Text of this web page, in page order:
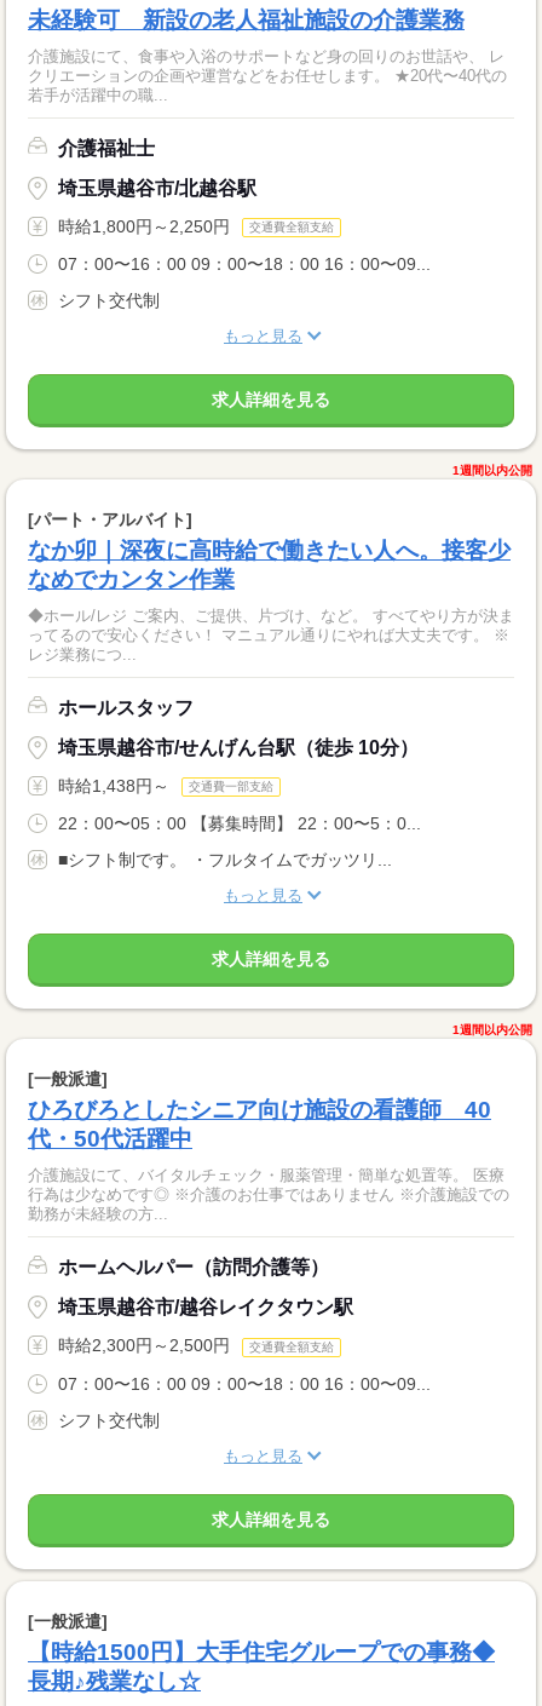
未経験可 新設の老人福祉施設の介護業務
介護施設にて、食事や入浴のサポートなど身の回りのお世話や、 レ
クリエーションの企画や運営などをお任せします。 ★20代〜40代の
若手が活躍中の職...
介護福祉士
埼玉県越谷市/北越谷駅
時給1,800円～2,250円 交通費全額支給
07：00〜16：00 09：00〜18：00 16：00〜09...
シフト交代制
もっと見る
求人詳細を見る
1週間以内公開
[パート・アルバイト]
なか卯｜深夜に高時給で働きたい人へ。接客少
なめでカンタン作業
◆ホール/レジ ご案内、ご提供、片づけ、など。 すべてやり方が決ま
ってるので安心ください！ マニュアル通りにやれば大丈夫です。 ※
レジ業務につ...
ホールスタッフ
埼玉県越谷市/せんげん台駅（徒歩 10分）
時給1,438円～ 交通費一部支給
22：00〜05：00 【募集時間】 22：00〜5：0...
■シフト制です。 ・フルタイムでガッツリ...
もっと見る
求人詳細を見る
1週間以内公開
[一般派遣]
ひろびろとしたシニア向け施設の看護師 40
代・50代活躍中
介護施設にて、バイタルチェック・服薬管理・簡単な処置等。 医療
行為は少なめです◎ ※介護のお仕事ではありません ※介護施設での
勤務が未経験の方...
ホームヘルパー（訪問介護等）
埼玉県越谷市/越谷レイクタウン駅
時給2,300円～2,500円 交通費全額支給
07：00〜16：00 09：00〜18：00 16：00〜09...
シフト交代制
もっと見る
求人詳細を見る
[一般派遣]
【時給1500円】大手住宅グループでの事務◆
長期♪残業なし☆